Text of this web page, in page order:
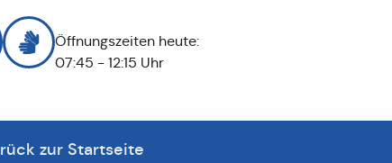
Öffnungszeiten heute:
07:45 - 12:15 Uhr
zur Startseite